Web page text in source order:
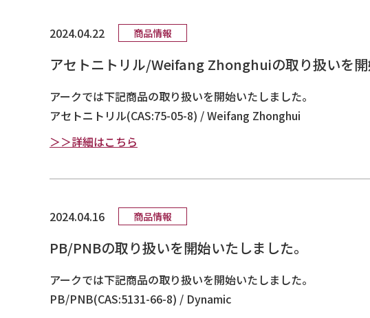
2024.04.22 商品情報
アセトニトリル/Weifang Zhonghuiの取り扱いを開
アークでは下記商品の取り扱いを開始いたしました。
アセトニトリル(CAS:75-05-8) / Weifang Zhonghui
＞＞詳細はこちら
2024.04.16 商品情報
PB/PNBの取り扱いを開始いたしました。
アークでは下記商品の取り扱いを開始いたしました。
PB/PNB(CAS:5131-66-8) / Dynamic